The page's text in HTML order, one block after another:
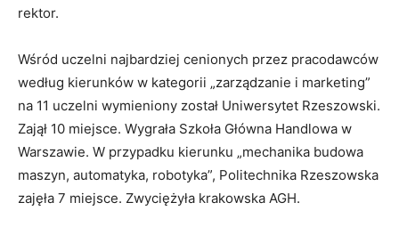
rektor.
Wśród uczelni najbardziej cenionych przez pracodawców
według kierunków w kategorii „zarządzanie i marketing”
na 11 uczelni wymieniony został Uniwersytet Rzeszowski.
Zajął 10 miejsce. Wygrała Szkoła Główna Handlowa w
Warszawie. W przypadku kierunku „mechanika budowa
maszyn, automatyka, robotyka”, Politechnika Rzeszowska
zajęła 7 miejsce. Zwyciężyła krakowska AGH.